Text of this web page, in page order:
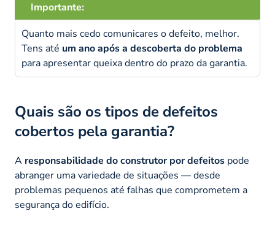
Importante:
Quanto mais cedo comunicares o defeito, melhor.
Tens até um ano após a descoberta do problema
para apresentar queixa dentro do prazo da garantia.
Quais são os tipos de defeitos
cobertos pela garantia?
A responsabilidade do construtor por defeitos pode
abranger uma variedade de situações — desde
problemas pequenos até falhas que comprometem a
segurança do edifício.